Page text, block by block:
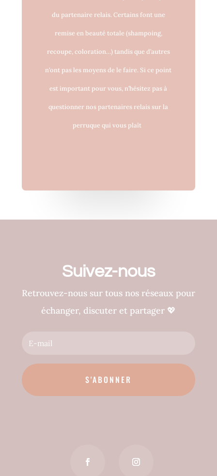
du partenaire relais. Certains font une
remise en beauté totale (shampoing,
recoupe, coloration…) tandis que d’autres
n’ont pas les moyens de le faire. Si ce point
est important pour vous, n’hésitez pas à
questionner nos partenaires relais sur la
perruque qui vous plaît
Suivez-nous
Retrouvez-nous sur tous nos réseaux pour
échanger, discuter et partager 💖
S'ABONNER